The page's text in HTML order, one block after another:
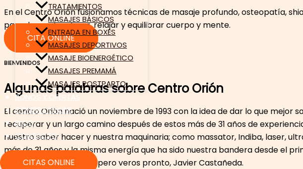
TRATAMIENTOS
MASAJES BÁSICOS
ENTRADA EN BOXES
MASAJES DEPORTIVOS
MASAJE BIOENERGÉTICO
MASAJES PREMAMÁ
MASAJES POSTPARTO
BONOS Y OFERTAS
COMPRA ONLINE
BLOG
CONTACTO
CITAS ONLINE
En el Centro Orión fusionamos técnicas de masaje profundo, osteopatía,
para descontracturar, relajar y equilibrar cuerpo y mente.
CITA ONLINE
BIENVENIDOS
Algunas palabras sobre Centro Orión
El centro Orión nació un noviembre de 1993 con la idea de dar lo que
recuperar y un largo camino después de estos más de 31 años de
nuestro saber hacer y nuestra maquinaria; como massator, Indiba, laser,
más de 31 años y la misma energía que ha sido nuestra bandera desde el
atención a urgencias. Espero veros pronto, Javier Castañeda.